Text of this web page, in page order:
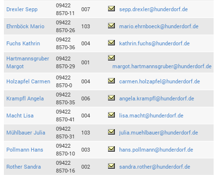
Drexler Sepp
09422
8570-11
007 sepp.drexler@hunderdorf.de
Ehrnböck Mario
09422
8570-26
103 mario.ehrnboeck@hunderdorf.de
Fuchs Kathrin
09422
8570-36
004 kathrin.fuchs@hunderdorf.de
Hartmannsgruber
Margot
09422
8570-29
001
margot.hartmannsgruber@hunderdorf.de
Holzapfel Carmen
09422
8570-0
004 carmen.holzapfel@hunderdorf.de
Krampfl Angela
09422
8570-35
006 angela.krampfl@hunderdorf.de
Macht Lisa
09422
8570-41
004 lisa.macht@hunderdorf.de
Mühlbauer Julia
09422
8570-31
103 julia.muehlbauer@hunderdorf.de
Pollmann Hans
09422
8570-10
003 hans.pollmann@hunderdorf.de
Rother Sandra
09422
8570-16
002 sandra.rother@hunderdorf.de